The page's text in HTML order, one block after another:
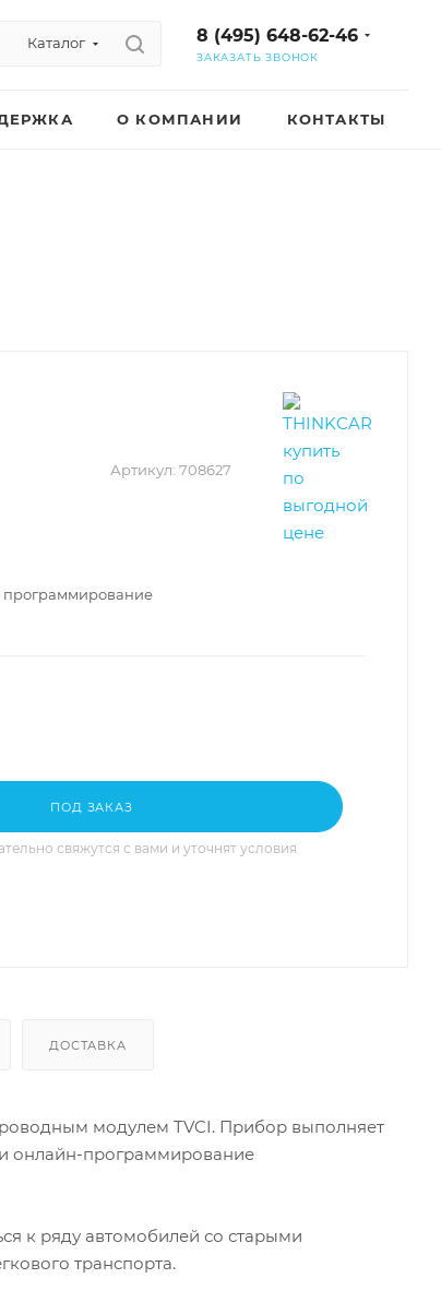
Каталог 8 (495) 648-62-46
ЗАКАЗАТЬ ЗВОНОК
О КОМПАНИИ КОНТАКТЫ
Артикул: 708627
программирование
ПОД ЗАКАЗ
свяжутся с вами и уточнят условия
ДОСТАВКА
модулем TVCI. Прибор выполняет
и онлайн-программирование
к ряду автомобилей со старыми
транспорта.